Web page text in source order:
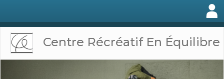
Centre Récréatif En Équilibre